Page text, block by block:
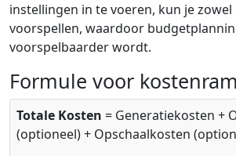
instellingen in te voeren, kun je
voorspellen, waardoor
voorspelbaarder wordt.
Formule voor
Totale Kosten = Generatiekosten +
(optioneel) + Opschaalkosten